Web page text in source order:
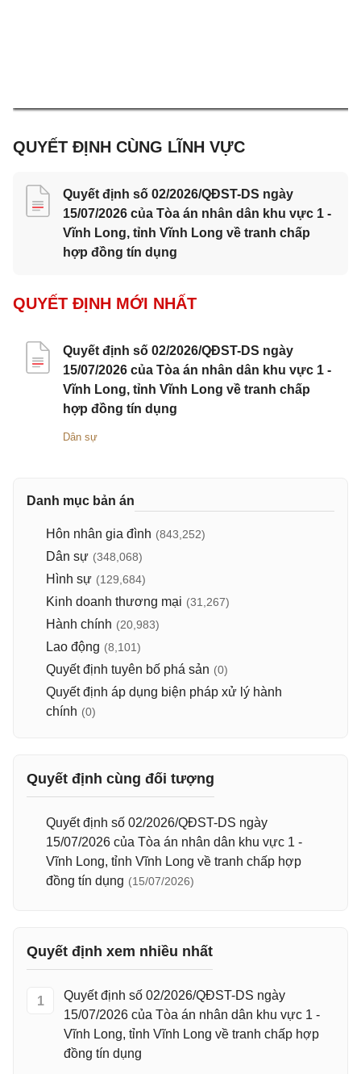
QUYẾT ĐỊNH CÙNG LĨNH VỰC
Quyết định số 02/2026/QĐST-DS ngày
15/07/2026 của Tòa án nhân dân khu vực 1 -
Vĩnh Long, tỉnh Vĩnh Long về tranh chấp
hợp đồng tín dụng
QUYẾT ĐỊNH MỚI NHẤT
Quyết định số 02/2026/QĐST-DS ngày
15/07/2026 của Tòa án nhân dân khu vực 1 -
Vĩnh Long, tỉnh Vĩnh Long về tranh chấp
hợp đồng tín dụng
Dân sự
Danh mục bản án
Hôn nhân gia đình (843,252)
Dân sự (348,068)
Hình sự (129,684)
Kinh doanh thương mại (31,267)
Hành chính (20,983)
Lao động (8,101)
Quyết định tuyên bố phá sản (0)
Quyết định áp dụng biện pháp xử lý hành
chính (0)
Quyết định cùng đối tượng
Quyết định số 02/2026/QĐST-DS ngày
15/07/2026 của Tòa án nhân dân khu vực 1 -
Vĩnh Long, tỉnh Vĩnh Long về tranh chấp hợp
đồng tín dụng (15/07/2026)
Quyết định xem nhiều nhất
1
Quyết định số 02/2026/QĐST-DS ngày
15/07/2026 của Tòa án nhân dân khu vực 1 -
Vĩnh Long, tỉnh Vĩnh Long về tranh chấp hợp
đồng tín dụng